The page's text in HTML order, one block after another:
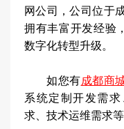
网公司，公司位于
拥有丰富开发经验
数字化转型升级。
如您有成都商
系统定制开发需
求、技术运维需求